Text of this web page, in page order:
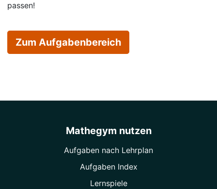
passen!
Zum Aufgabenbereich
Mathegym nutzen
Aufgaben nach Lehrplan
Aufgaben Index
Lernspiele